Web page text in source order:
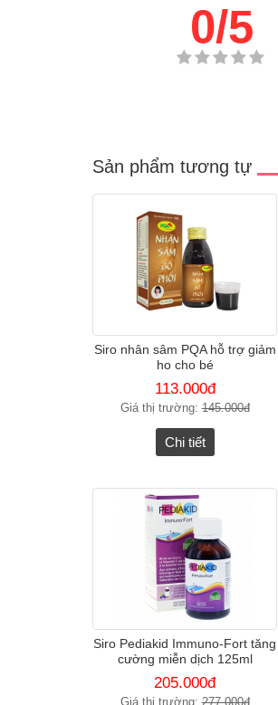
0/5
Sản phẩm tương tự
Siro nhân sâm PQA hỗ trợ giảm
ho cho bé
113.000đ
Giá thị trường:145.000đ
Chi tiết
Siro Pediakid Immuno-Fort tăng
cường miễn dịch 125ml
205.000đ
Giá thị trường:277.000đ